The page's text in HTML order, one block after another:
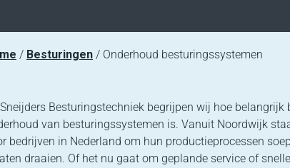
Besturingen Onderhoud besturingssystemen
Besturingstechniek begrijpen wij hoe belangrijk
van besturingssystemen is. Vanuit Noordwijk
bedrijven in Nederland om hun productieprocessen
draaien. Of het nu gaat om geplande service of snelle